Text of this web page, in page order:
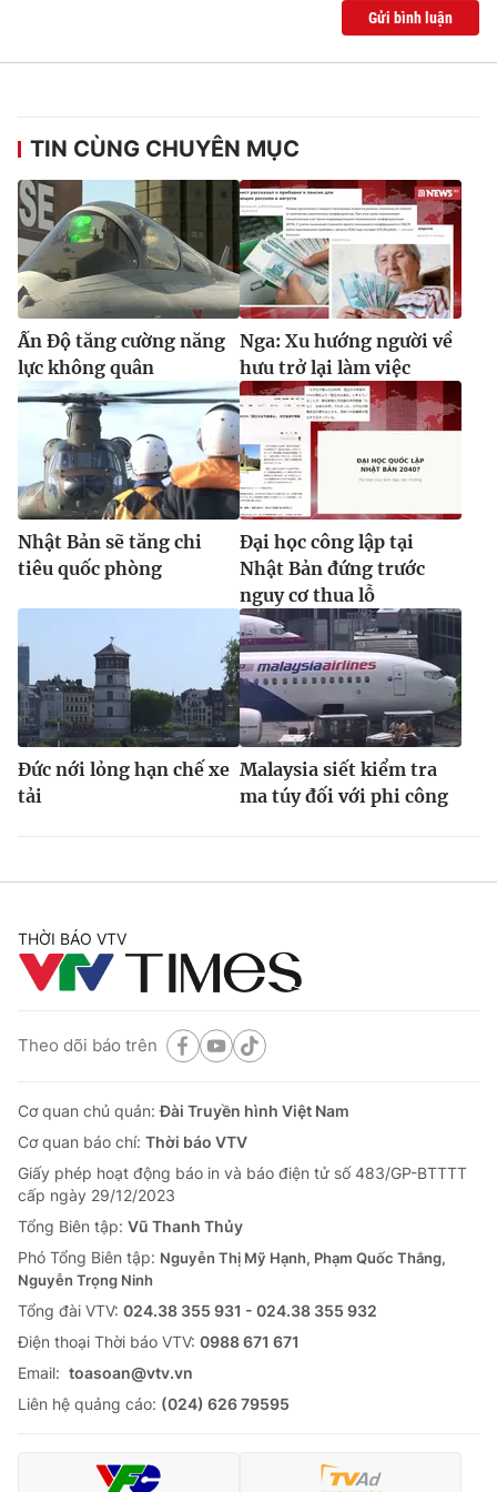
® Cấm sao chép dưới mọi hình thức nếu không có sự chấp
thuận bằng văn bản. Ghi rõ nguồn VTV.vn khi phát hành lại
thông tin từ website này.
Gửi bình luận
TIN CÙNG CHUYÊN MỤC
Ấn Độ tăng cường năng
lực không quân
Nga: Xu hướng người về
hưu trở lại làm việc
Nhật Bản sẽ tăng chi
tiêu quốc phòng
Đại học công lập tại
Nhật Bản đứng trước
nguy cơ thua lỗ
Đức nới lỏng hạn chế xe
tải
Malaysia siết kiểm tra
ma túy đối với phi công
THỜI BÁO VTV
Theo dõi báo trên
Cơ quan chủ quản:Đài Truyền hình Việt Nam
Cơ quan báo chí: Thời báo VTV
Giấy phép hoạt động báo in và báo điện tử số 483/GP-BTTTT
cấp ngày 29/12/2023
Tổng Biên tập: Vũ Thanh Thủy
Phó Tổng Biên tập: Nguyễn Thị Mỹ Hạnh, Phạm Quốc Thắng,
Nguyễn Trọng Ninh
Tổng đài VTV: 024.38 355 931 - 024.38 355 932
Ðiện thoại Thời báo VTV: 0988 671 671
Email: toasoan@vtv.vn
Liên hệ quảng cáo: (024) 626 79595